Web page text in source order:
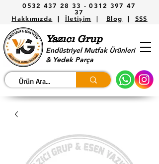
0532 437 28 33 -0312 397 47
37
Hakkımızda | İletişim | Blog | SSS
Yazıcı Grup
Endüstriyel Mutfak Ürünleri
& Yedek Parça